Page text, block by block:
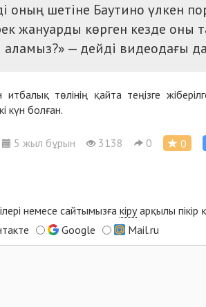
оның шетіне Баутино үлкен
жануарды көрген кезде оны
аламыз?» — дейді видеодағы
итбалықтөлінің қайта теңізге
күн болған.
5 жыл бұрын 3138 0 0
немесе сайтымызға кіруарқылы пікір
Google Mail.ru